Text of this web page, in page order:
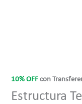
10% OFF con
Estructura